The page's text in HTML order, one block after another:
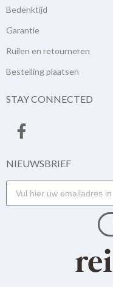
Bedenktijd
Garantie
Ruilen en retourneren
Bestelling plaatsen
STAY CONNECTED
NIEUWSBRIEF